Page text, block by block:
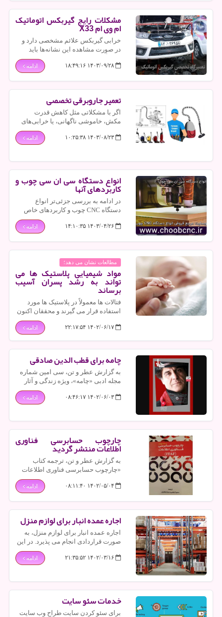
مشکلات رایج گیربکس اتوماتیک
ام وی ام X33
خرابی گیربکس علائم مشخصی دارد و
در صورت مشاهده این نشانه‌ها باید
سریعاً برای تعمیر گیربکس اتوماتیک ام
وی ام X33 اقدام کنید تا از مشکلات
۱۴۰۳/۰۹/۲۸ ۱۸:۴۹:۱۶ ادامه
تعمیر جاروبرقی تخصصی
اگر با مشکلاتی مثل کاهش قدرت
مکش، خاموشی ناگهانی، یا خرابی‌های
مکانیکی روبرو شدید، وقت آن است که
به تعمیر جاروبرقی بپردازید.
۱۴۰۳/۰۸/۲۳ ۱۰:۲۵:۳۸ ادامه
انواع دستگاه سی ان سی چوب و
کاربردهای آنها
در ادامه به بررسی جزئی‌تر انواع
دستگاه‌ CNC چوب و کاربردهای خاص
۱۴۰۳/۰۴/۲۶ ۱۴:۱۰:۳۵ ادامه
مطالعات نشان می دهد؛
مواد شیمیایی پلاستیک ها می
تواند به رشد پسران آسیب
برساند
فتالات ها معمولاً در پلاستیک ها مورد
استفاده قرار می گیرند و محققان اکنون
آنها را با مشکلات رشدی در پسران
نوپایی که در رحم مادر در معرض این
۱۴۰۲/۰۶/۱۷ ۲۲:۱۷:۵۴ ادامه
چامه برای قطب الدین صادقی
به گزارش عطر و تن، سی امین شماره
مجله ادبی «چامه»، ویژه زندگی و آثار
دکتر قطب الدین صادقی، پژوهشگر،
شاعر و نمایشنامه نویس منتشر گردید.
۱۴۰۲/۰۶/۰۳ ۰۸:۴۶:۱۷ ادامه
چارچوب حسابرسی فناوری
اطلاعات منتشر گردید
به گزارش عطر و تن، ترجمه کتاب
«چارچوب حسابرسی فناوری اطلاعات
۱۴۰۲/۰۵/۰۴ ۰۸:۱۱:۴۰ ادامه
اجاره عمده انبار برای لوازم منزل
اجاره عمده انبار برای لوازم منزل، به
صورت قراردادی انجام می پذیرد. در این
روش، افراد به اجاره محل مورد
نظرشان می پردازند. اما پیش از این
۱۴۰۲/۰۳/۱۶ ۲۱:۳۵:۵۲ ادامه
خدمات سئو سایت
برای سئو کردن سایت طراح وب سایت